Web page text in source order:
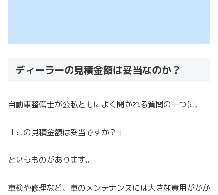
ディーラーの見積金額は妥当なのか？
自動車整備士が公私ともによく聞かれる質問の一つに、
「この見積金額は妥当ですか？」
というものがあります。
車検や修理など、車のメンテナンスには大きな費用がかか